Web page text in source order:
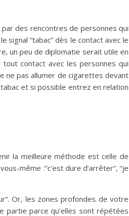
des rencontres de personnes qui
signal “tabac” dès le contact avec le
un peu de diplomatie serait utile en
contact avec les personnes qui
ne pas allumer de cigarettes devant
et si possible entrez en relation
la meilleure méthode est celle de
même :”c’est dure d’arrêter”, “je
Or, les zones profondes de votre
partie parce qu’elles sont répétées